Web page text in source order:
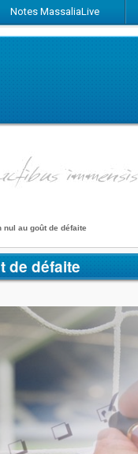
Notes MassaliaLive
Suivez-nous sur Facebook
Suivez-nous sur Twitter
Abonnez-
nul au goût de défaite
de défaite